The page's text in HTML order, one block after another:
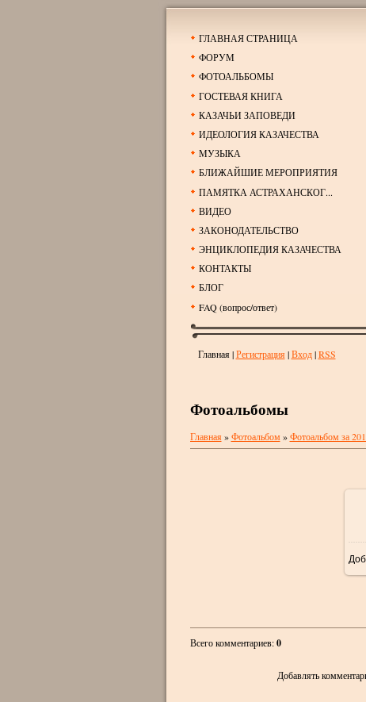
ГЛАВНАЯ СТРАНИЦА
ФОРУМ
ФОТОАЛЬБОМЫ
ГОСТЕВАЯ КНИГА
КАЗАЧЬИ ЗАПОВЕДИ
ИДЕОЛОГИЯ КАЗАЧЕСТВА
МУЗЫКА
БЛИЖАЙШИЕ МЕРОПРИЯТИЯ
ПАМЯТКА АСТРАХАНСКОГ...
ВИДЕО
ЗАКОНОДАТЕЛЬСТВО
ЭНЦИКЛОПЕДИЯ КАЗАЧЕСТВА
КОНТАКТЫ
БЛОГ
FAQ (вопрос/ответ)
Главная|Регистрация |Вход|RSS
Фотоальбомы
Главная »Фотоальбом»Фотоальбом за
Всего комментариев:0
Добавлять